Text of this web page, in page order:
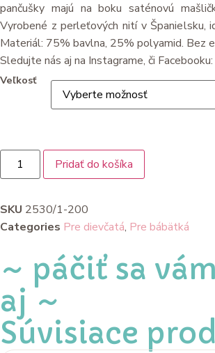
pančušky majú na boku saténovú
Vyrobené z perleťových nití v Španielsku,
Materiál: 75% bavlna, 25% polyamid. Bez
Sledujte nás aj na Instagrame, či
Veľkosť
Pridať do košíka
SKU 2530/1-200
Categories Pre dievčatá, Pre bábätká
~ páčiť sa
aj ~
Súvisiace